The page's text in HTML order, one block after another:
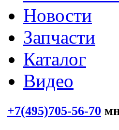
Новости
Запчасти
Каталог
Видео
+7(495)705-56-70